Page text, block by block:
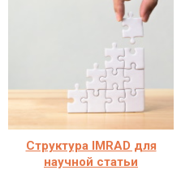
Структура IMRAD для
научной статьи